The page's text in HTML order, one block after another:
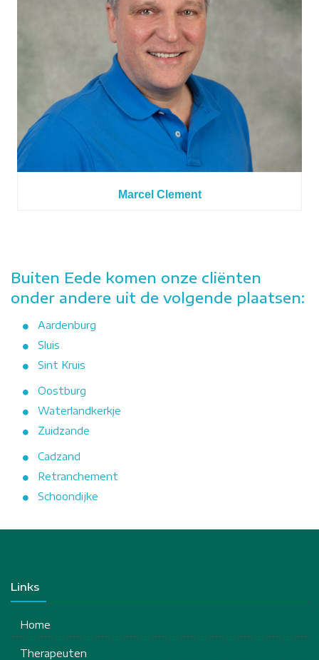
Marcel Clement
Buiten Eede komen onze cliënten
onder andere uit de volgende plaatsen:
Aardenburg
Sluis
Sint Kruis
Oostburg
Waterlandkerkje
Zuidzande
Cadzand
Retranchement
Schoondijke
Links
Home
Therapeuten